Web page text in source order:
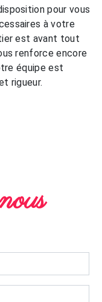
pour vous
à votre
est avant tout
renforce encore
équipe est
rigueur.